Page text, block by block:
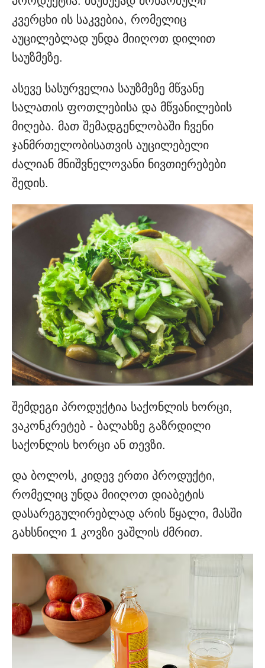
კვერცხი ის საკვებია, რომელიც
აუცილებლად უნდა მიიღოთ დილით
საუზმეზე.
ასევე სასურველია საუზმეზე მწვანე
სალათის ფოთლებისა და მწვანილების
მიღება. მათ შემადგენლობაში ჩვენი
ჯანმრთელობისათვის აუცილებელი
ძალიან მნიშვნელოვანი ნივთიერებები
შედის.
შემდეგი პროდუქტია საქონლის ხორცი,
ვაკონკრეტებ - ბალახზე გაზრდილი
საქონლის ხორცი ან თევზი.
და ბოლოს, კიდევ ერთი პროდუქტი,
რომელიც უნდა მიიღოთ დიაბეტის
დასარეგულირებლად არის წყალი, მასში
გახსნილი 1 კოვზი ვაშლის ძმრით.